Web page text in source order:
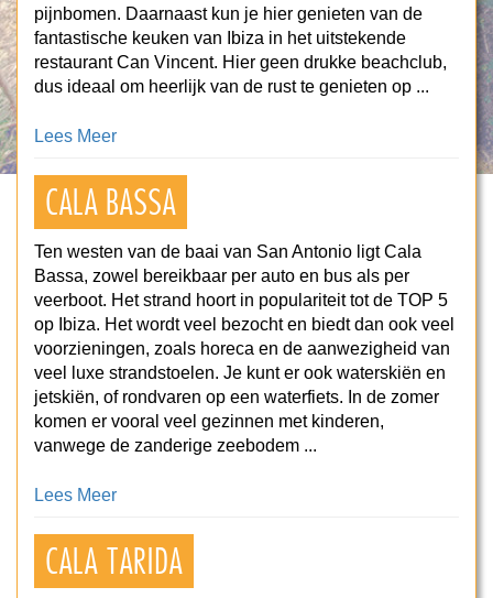
pijnbomen. Daarnaast kun je hier genieten van de
fantastische keuken van Ibiza in het uitstekende
restaurant Can Vincent. Hier geen drukke beachclub,
dus ideaal om heerlijk van de rust te genieten op ...
Lees Meer
CALA BASSA
Ten westen van de baai van San Antonio ligt Cala
Bassa, zowel bereikbaar per auto en bus als per
veerboot. Het strand hoort in populariteit tot de TOP 5
op Ibiza. Het wordt veel bezocht en biedt dan ook veel
voorzieningen, zoals horeca en de aanwezigheid van
veel luxe strandstoelen. Je kunt er ook waterskiën en
jetskiën, of rondvaren op een waterfiets. In de zomer
komen er vooral veel gezinnen met kinderen,
vanwege de zanderige zeebodem ...
Lees Meer
CALA TARIDA